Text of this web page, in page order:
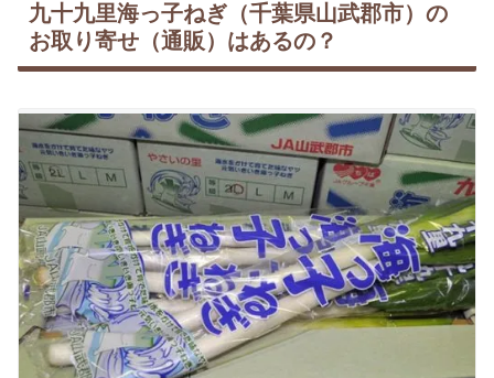
九十九里海っ子ねぎ（千葉県山武郡市）の
お取り寄せ（通販）はあるの？